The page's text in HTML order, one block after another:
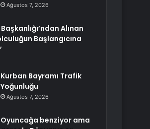
Ağustos 7, 2026
Alınan
Başlangıcına
Kurban Bayramı Trafik
Yoğunluğu
Ağustos 7, 2026
Oyuncağa benziyor ama